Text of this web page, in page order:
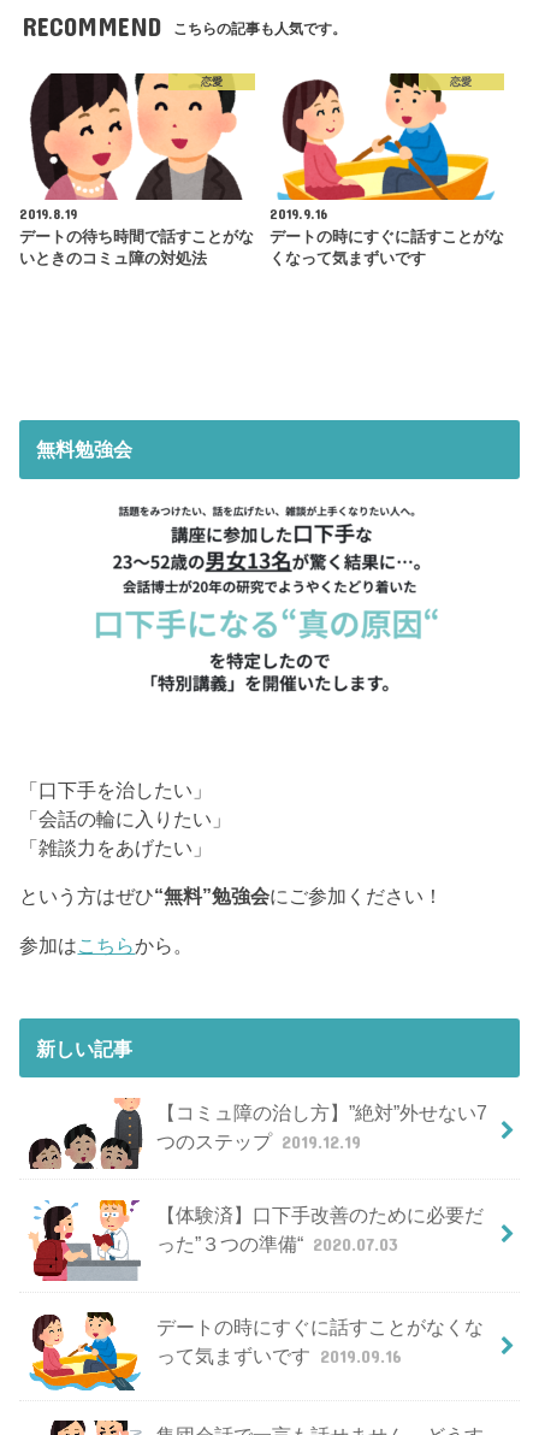
RECOMMEND こちらの記事も人気です。
恋愛
2019.8.19
デートの待ち時間で話すことがな
いときのコミュ障の対処法
恋愛
2019.9.16
デートの時にすぐに話すことがな
くなって気まずいです
無料勉強会
「口下手を治したい」
「会話の輪に入りたい」
「雑談力をあげたい」
という方はぜひ“無料”勉強会にご参加ください！
参加はこちらから。
新しい記事
【コミュ障の治し方】”絶対”外せない7
つのステップ 2019.12.19
【体験済】口下手改善のために必要だ
った”３つの準備“ 2020.07.03
デートの時にすぐに話すことがなくな
って気まずいです 2019.09.16